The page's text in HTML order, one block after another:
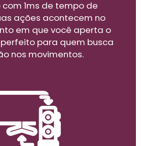
1ms de tempo de
ações acontecem no
em que você aperta o
para quem busca
nos movimentos.